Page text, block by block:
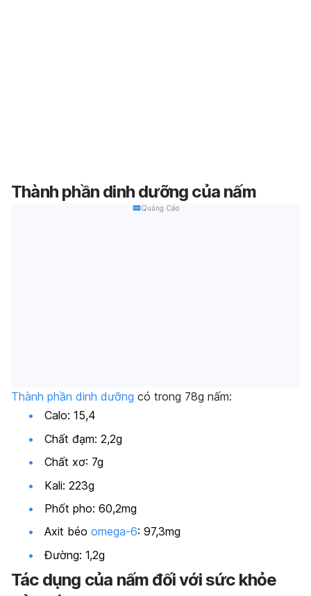
Thành phần dinh dưỡng của nấm
Quảng Cáo
Thành phần dinh dưỡng có trong 78g nấm:
Calo: 15,4
Chất đạm: 2,2g
Chất xơ: 7g
Kali: 223g
Phốt pho: 60,2mg
Axit béo omega-6: 97,3mg
Đường: 1,2g
Tác dụng của nấm đối với sức khỏe